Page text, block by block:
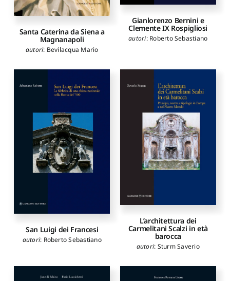
Santa Caterina da Siena a
Magnanapoli
autori: Bevilacqua Mario
Gianlorenzo Bernini e
Clemente IX Rospigliosi
autori: Roberto Sebastiano
San Luigi dei Francesi
autori: Roberto Sebastiano
L’architettura dei
Carmelitani Scalzi in età
barocca
autori: Sturm Saverio